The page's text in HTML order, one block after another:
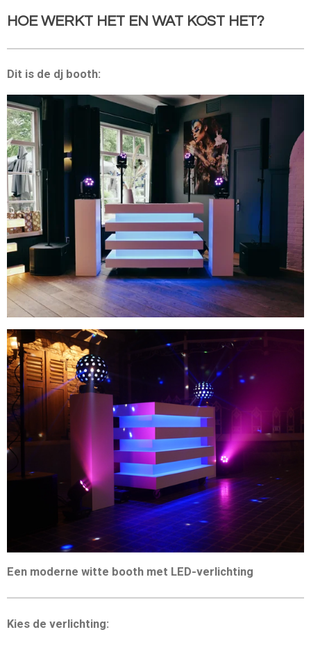
HOE WERKT HET EN WAT KOST HET?
Dit is de dj booth:
Een moderne witte booth met LED-verlichting
Kies de verlichting: